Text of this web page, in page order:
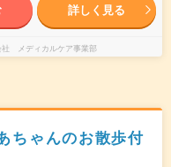
詳しく見る
社 メディカルケア事業部
ちゃんのお散歩付